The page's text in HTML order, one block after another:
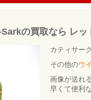
の買取なら レッ
カティサー
その他のウ
画像が送れる
早くて便利